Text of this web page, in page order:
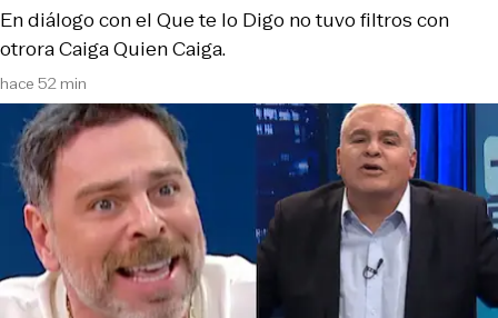
hace 52 min
En diálogo con el Que te lo Digo no tuvo filtros con
otrora Caiga Quien Caiga.